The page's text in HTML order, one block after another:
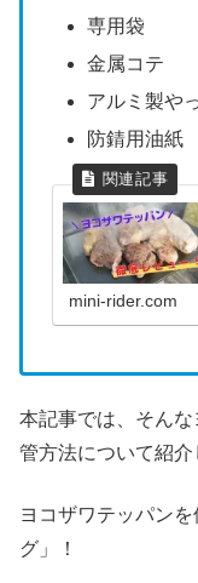
専用袋
金属コテ
アルミ製や
防錆用油紙
mini-rider.com
本記事では、そん
管方法について紹介
ヨコザワテッパン
グ」！